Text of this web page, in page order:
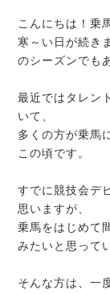
こんにちは！乗
寒～い日が続き
のシーズンでも
最近ではタレン
いて、
多くの方が乗馬
この頃です。
すでに競技会デ
思いますが、
乗馬をはじめて
みたいと思って
そんな方は、一